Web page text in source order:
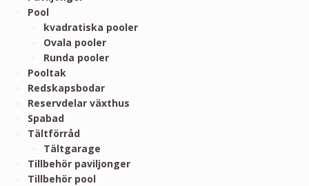
Pool
kvadratiska pooler
Ovala pooler
Runda pooler
Pooltak
Redskapsbodar
Reservdelar växthus
Spabad
Tältförråd
Tältgarage
Tillbehör paviljonger
Tillbehör pool